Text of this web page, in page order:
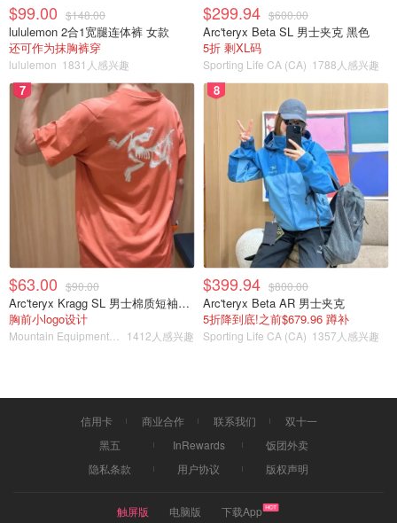
$99.00 $148.00
lululemon 2合1宽腿连体裤 女款
还可作为抹胸裤穿
lululemon 1831人感兴趣
$299.94 $600.00
Arc'teryx Beta SL 男士夹克 黑色
5折 剩XL码
Sporting Life CA (CA) 1788人感兴趣
7
$63.00 $90.00
Arc'teryx Kragg SL 男士棉质短袖T恤
胸前小logo设计
1412人感兴趣
8
$399.94 $800.00
Arc'teryx Beta AR 男士夹克
5折降到底!之前$679.96 蹲补
Sporting Life CA (CA) 1357人感兴趣
信用卡 商业合作 联系我们
双十一
黑五
InRewards
饭团外卖
隐私条款
用户协议 版权声明
触屏版 电脑版 下载App